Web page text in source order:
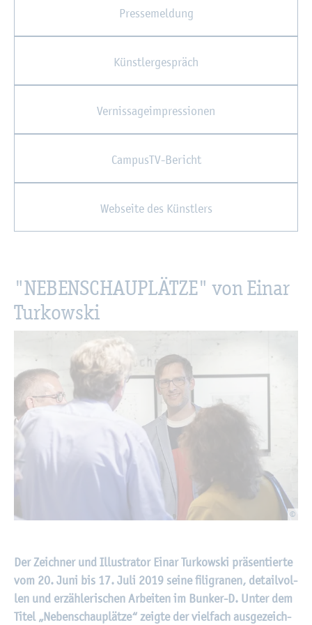
Pres­se­mel­dung
Künst­ler­ge­spräch
Ver­nis­sa­ge­im­pres­sio­nen
Cam­pusTV-Be­richt
Web­sei­te des Künst­lers
"NE­BEN­SCHAU­PLÄT­ZE" von Einar
Tur­kow­ski
©
Der Zeich­ner und Il­lus­tra­tor Einar Tur­kow­ski prä­sen­tier­te
vom 20. Juni bis 17. Juli 2019 seinefi­li­gra­nen, de­tail­vol­
len und er­zäh­le­ri­schen Ar­bei­ten im Bun­ker-D. Unter dem
Titel „Ne­ben­schau­plät­ze“ zeig­te der viel­fach aus­ge­zeich­